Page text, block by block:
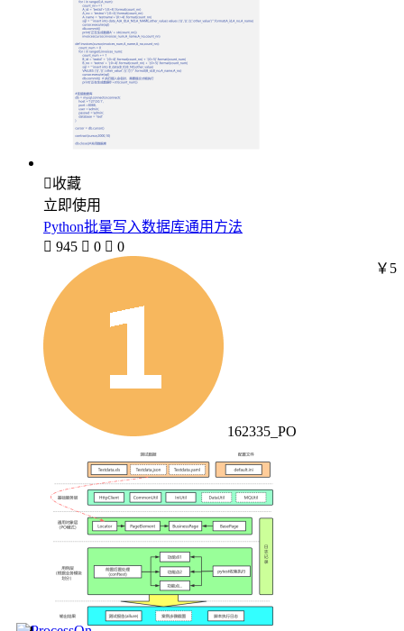
收藏
立即使用
Python批量写入数据库通用方法
 945  0  0
162335_PO
￥5